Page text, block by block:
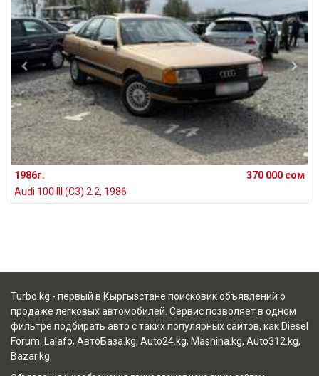
1986г.
370 000 сом
Audi 100 III (C3) 2.2, 1986
Turbo.kg - первый в Кыргызстане поисковик объявлений о
продаже легковых автомобилей. Сервис позволяет в одном
фильтре подбирать авто с таких популярных сайтов, как Diesel
Forum, Lalafo, АвтоБаза.kg, Auto24.kg, Mashina.kg, Auto312.kg,
Bazar.kg